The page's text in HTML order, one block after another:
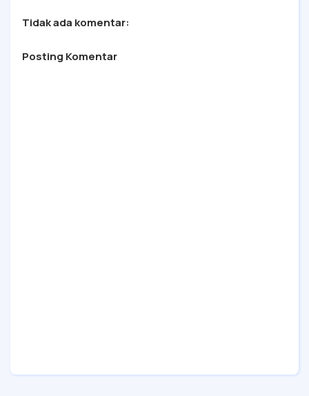
Tidak ada komentar:
Posting Komentar